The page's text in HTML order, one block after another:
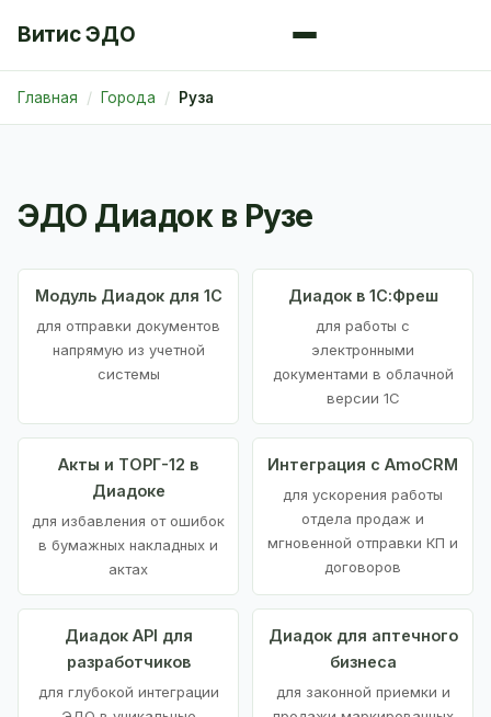
Витис ЭДО
Главная Города Руза
ЭДО Диадок в Рузе
Модуль Диадок для 1С
для отправки документов
напрямую из учетной
системы
Диадок в 1С:Фреш
для работы с
электронными
документами в облачной
версии 1С
Акты и ТОРГ-12 в
Диадоке
для избавления от ошибок
в бумажных накладных и
актах
Интеграция с AmoCRM
для ускорения работы
отдела продаж и
мгновенной отправки КП и
договоров
Диадок API для
разработчиков
для глубокой интеграции
Диадок для аптечного
бизнеса
для законной приемки и